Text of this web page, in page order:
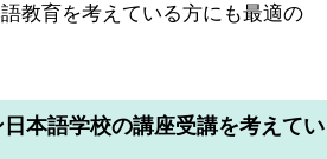
教育を考えている方にも最適の
本語学校の講座受講を考えてい